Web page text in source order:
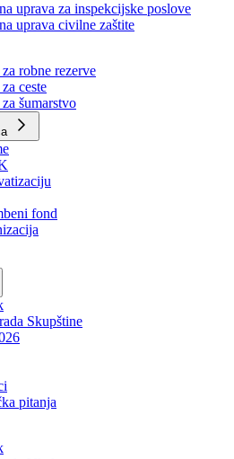
zavod
uprava za inspekcijske poslove
uprava civilne zaštite
robne rezerve
ceste
šumarstvo
fond
Skupštine
pitanja